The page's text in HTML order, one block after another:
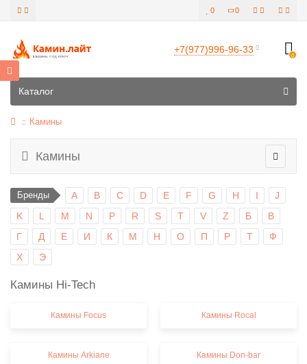
0
0
+7(977)996-96-33
0
Каталог
Камины
Камины
Бренды A B C D E F G H I
J
K
L M N P R S T V Z Б
В
Г
Д Е И К М Н О П Р Т
Ф
Х
Э
Камины Hi-Tech
Камины Focus Камины Rocal
Камины Arkiane Камины Don-bar